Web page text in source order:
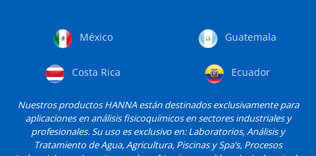
México Guatemala
Costa Rica Ecuador
Nuestros productos HANNA están destinados exclusivamente para
aplicaciones en análisis fisicoquímicos en sectores industriales y
profesionales. Su uso es exclusivo en: Laboratorios, Análisis y
Tratamiento de Agua, Agricultura, Piscinas y Spa’s, Procesos